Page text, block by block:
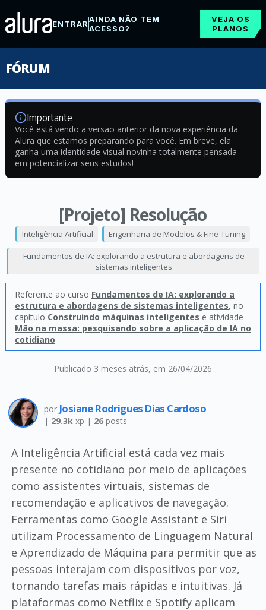
ENTRARAINDA NÃO TEM
ACESSO?
VEJA OS
PLANOS
FÓRUM
Importante
Você está vendo a versão anterior da nova experiência da
Alura que estamos preparando para você. Em breve, ela
ganha uma identidade visual novinha totalmente pensada
em potencializar seus estudos!
[Projeto] Resolução
Publicado 3 meses atrás, em 26/04/2026
Inteligência Artificial Engenharia de Modelos & Fine-Tuning
Fundamentos de IA: explorando a estrutura e abordagens de
sistemas inteligentes
Referente ao curso Fundamentos de IA: explorando a
estrutura e abordagens de sistemas inteligentes, no
capítulo Construindo máquinas inteligentes e atividade
Mão na massa: pesquisando sobre a aplicação de IA no
cotidiano
por Josiane Rodrigues Dias Cardoso
| 29.3kxp | 26posts
A Inteligência Artificial está cada vez mais
presente no cotidiano por meio de aplicações
como assistentes virtuais, sistemas de
recomendação e aplicativos de navegação.
Ferramentas como Google Assistant e Siri
utilizam Processamento de Linguagem Natural
e Aprendizado de Máquina para permitir que as
pessoas interajam com dispositivos por voz,
tornando tarefas mais rápidas e intuitivas. Já
plataformas como Netflix e Spotify aplicam